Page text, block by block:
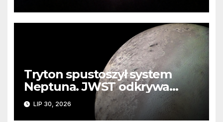
Tryton spustoszył system
Neptuna. JWST odkrywa
ślady kosmicznej katastrofy i
zaginionego lodu
LIP 30, 2026